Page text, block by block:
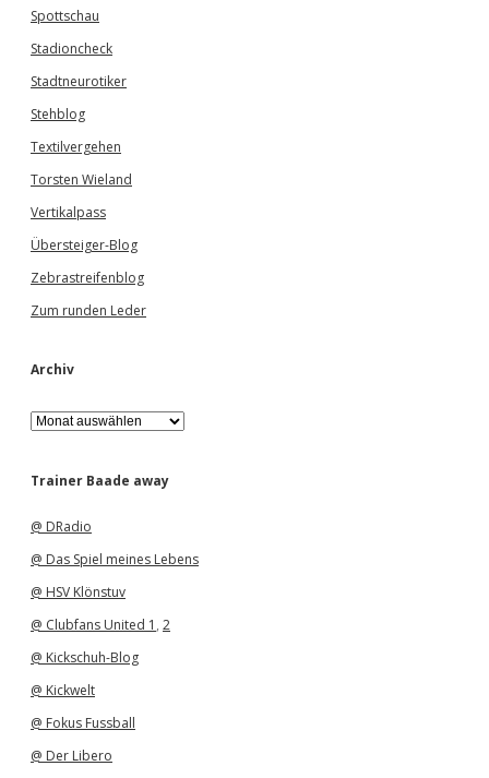
Spottschau
Stadioncheck
Stadtneurotiker
Stehblog
Textilvergehen
Torsten Wieland
Vertikalpass
Übersteiger-Blog
Zebrastreifenblog
Zum runden Leder
Archiv
A
r
h
Trainer Baade away
@ DRadio
@ Das Spiel meines Lebens
@ HSV Klönstuv
@ Clubfans United 1 , 2
@ Kickschuh-Blog
@ Kickwelt
@ Fokus Fussball
@ Der Libero